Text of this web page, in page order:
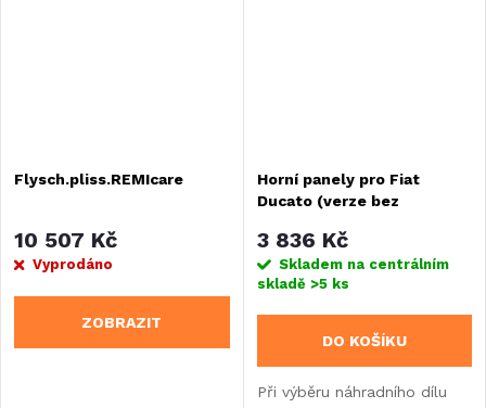
Flysch.pliss.REMIcare
10 507 Kč
Vyprodáno
ZOBRAZIT
Horní panely pro Fiat
Ducato (verze bez
IV
3 836 Kč
Skladem na centrálním
skladě >5 ks
DO KOŠÍKU
Při výběru náhradního dílu